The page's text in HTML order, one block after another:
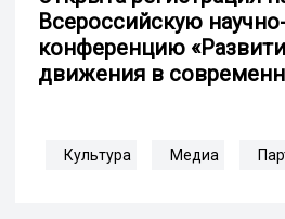
Всероссийскую
конференцию
движения в
Культура Медиа